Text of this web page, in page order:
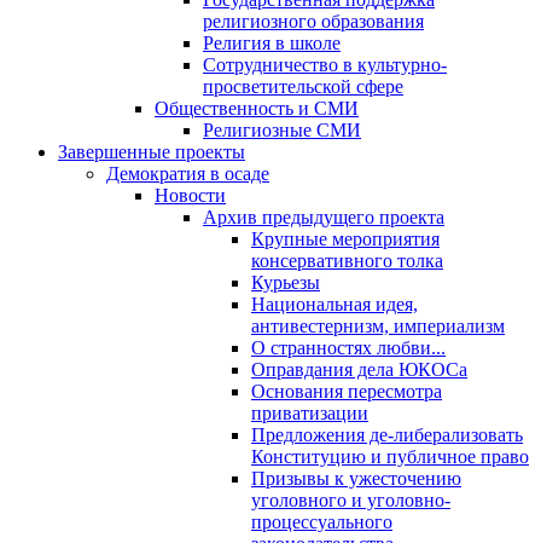
религиозного образования
Религия в школе
Сотрудничество в культурно-
просветительской сфере
Общественность и СМИ
Религиозные СМИ
Завершенные проекты
Демократия в осаде
Новости
Архив предыдущего проекта
Крупные мероприятия
консервативного толка
Курьезы
Национальная идея,
антивестернизм, империализм
О странностях любви...
Оправдания дела ЮКОСа
Основания пересмотра
приватизации
Предложения де-либерализовать
Конституцию и публичное право
Призывы к ужесточению
уголовного и уголовно-
процессуального